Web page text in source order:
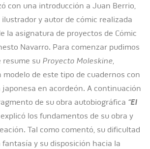
con una introducción a Juan Berrio,
y autor de cómic realizada
la asignatura de proyectos de Cómic
Navarro. Para comenzar pudimos
resume su Proyecto Moleskine,
modelo de este tipo de cuadernos con
en acordeón. A continuación
de su obra autobiográfica “El
los fundamentos de su obra y
Tal como comentó, su dificultad
y su disposición hacia la